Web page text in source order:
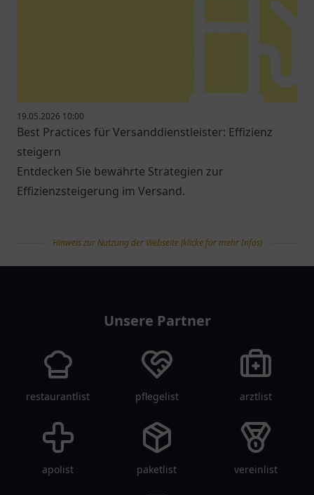
19.05.2026 10:00
Best Practices für Versanddienstleister: Effizienz
steigern
Entdecken Sie bewährte Strategien zur
Effizienzsteigerung im Versand.
Hinweis zur Nutzung der Webseite (klicke für mehr Infos)
Unsere Partner
restaurantlist pflegelist arztlist
apolist paketlist vereinlist